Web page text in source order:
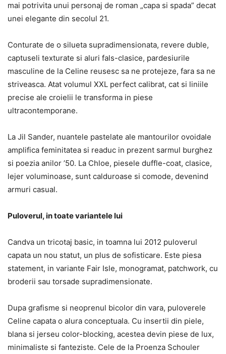
mai potrivita unui personaj de roman „capa si spada” decat
unei elegante din secolul 21.
Conturate de o silueta supradimensionata, revere duble,
captuseli texturate si aluri fals-clasice, pardesiurile
masculine de la Celine reusesc sa ne protejeze, fara sa ne
striveasca. Atat volumul XXL perfect calibrat, cat si liniile
precise ale croielii le transforma in piese
ultracontemporane.
La Jil Sander, nuantele pastelate ale mantourilor ovoidale
amplifica feminitatea si readuc in prezent sarmul burghez
si poezia anilor ’50. La Chloe, piesele duffle-coat, clasice,
lejer voluminoase, sunt calduroase si comode, devenind
armuri casual.
Puloverul, in toate variantele lui
Candva un tricotaj basic, in toamna lui 2012 puloverul
capata un nou statut, un plus de sofisticare. Este piesa
statement, in variante Fair Isle, monogramat, patchwork, cu
broderii sau torsade supradimensionate.
Dupa grafisme si neoprenul bicolor din vara, puloverele
Celine capata o alura conceptuala. Cu insertii din piele,
blana si jerseu color-blocking, acestea devin piese de lux,
minimaliste si fanteziste. Cele de la Proenza Schouler